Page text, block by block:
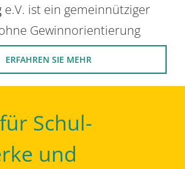
e.V. ist ein gemeinnütziger
Gewinnorientierung
ERFAHREN SIE MEHR
Schul-
und